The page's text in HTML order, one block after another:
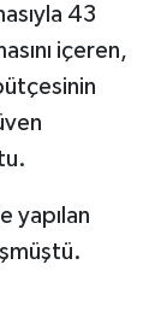
43
içeren,
yapılan